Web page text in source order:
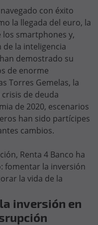
con éxito
la llegada del euro, la
smartphones y,
la inteligencia
demostrado su
de enorme
Torres Gemelas, la
de deuda
de 2020, escenarios
han sido partícipes
cambios.
Renta 4 Banco ha
fomentar la inversión
la vida de la
inversión en